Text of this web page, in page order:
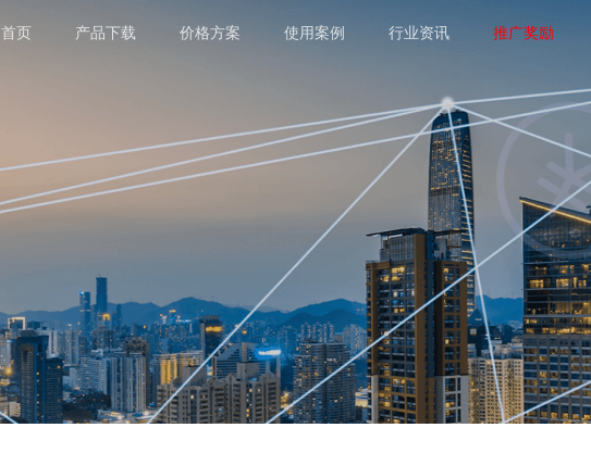
首页 产品下载 价格方案 使用案例 行业资讯 推广奖励